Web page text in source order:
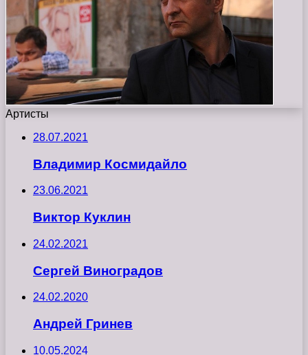
Артисты
28.07.2021
Владимир Космидайло
23.06.2021
Виктор Куклин
24.02.2021
Сергей Виноградов
24.02.2020
Андрей Гринев
10.05.2024